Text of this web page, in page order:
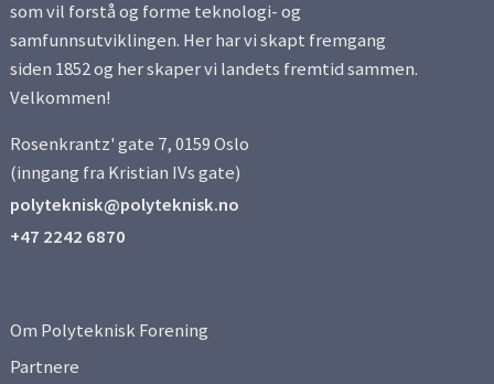
som vil forstå og forme teknologi- og
samfunnsutviklingen. Her har vi skapt fremgang
siden 1852 og her skaper vi landets fremtid sammen.
Velkommen!
Rosenkrantz' gate 7, 0159 Oslo
(inngang fra Kristian IVs gate)
polyteknisk@polyteknisk.no
+47 2242 6870
Om Polyteknisk Forening
Partnere